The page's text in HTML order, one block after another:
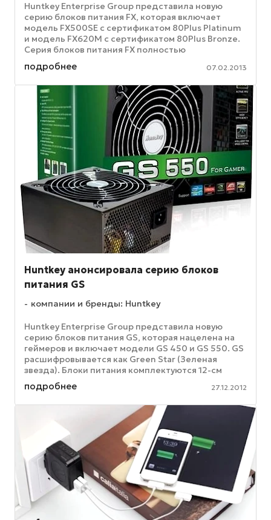
Huntkey Enterprise Group представила новую
серию блоков питания FX, которая включает
модель FX500SE с сертификатом 80Plus Platinum
и модель FX620M с сертификатом 80Plus Bronze.
Серия блоков питания FX полностью
соответствует требованиям сертификатов ...
подробнее 07.02.2013
Huntkey анонсировала серию блоков
питания GS
компании и бренды: Huntkey
Huntkey Enterprise Group представила новую
серию блоков питания GS, которая нацелена на
геймеров и включает модели GS 450 и GS 550. GS
расшифровывается как Green Star (Зеленая
звезда). Блоки питания комплектуются 12-см
вентилятором, который может ...
подробнее 27.12.2012